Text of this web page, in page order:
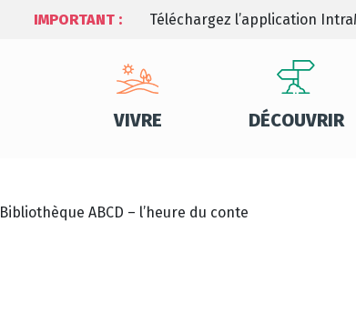
IMPORTANT : Téléchargez l’application
VIVRE DÉCOUVRIR
Bibliothèque ABCD – l’heure du conte